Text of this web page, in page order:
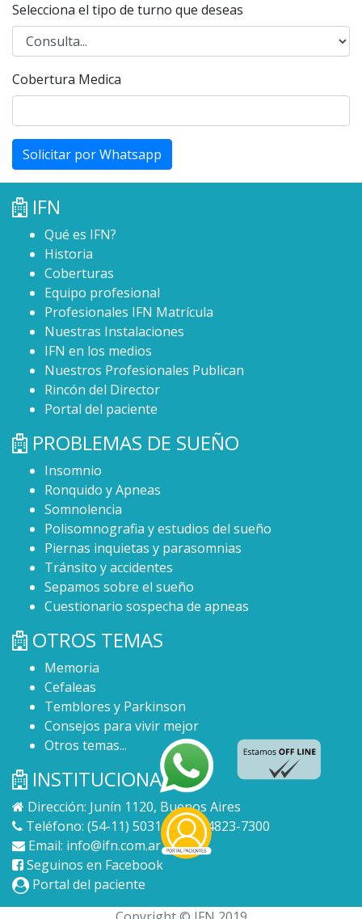
Selecciona el tipo de turno que deseas
Cobertura Medica
Solicitar por Whatsapp
IFN
Qué es IFN?
Historia
Coberturas
Equipo profesional
Profesionales IFN Matrícula
Nuestras Instalaciones
IFN en los medios
Nuestros Profesionales Publican
Rincón del Director
Portal del paciente
PROBLEMAS DE SUEÑO
Insomnio
Ronquido y Apneas
Somnolencia
Polisomnografia y estudios del sueño
Piernas inquietas y parasomnias
Tránsito y accidentes
Sepamos sobre el sueño
Cuestionario sospecha de apneas
OTROS TEMAS
Memoria
Cefaleas
Temblores y Parkinson
Consejos para vivir mejor
Otros temas...
INSTITUCIONAL
Dirección: Junín 1120, Buenos Aires
Teléfono: (54-11) 5031-7300 / 4823-7300
Email: info@ifn.com.ar
Seguinos en Facebook
Portal del paciente